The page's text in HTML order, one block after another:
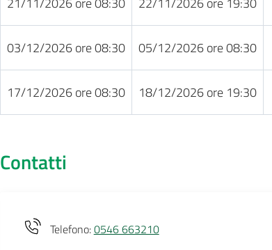
03/12/2026 ore 08:30 05/12/2026 ore 08:30
17/12/2026 ore 08:30 18/12/2026 ore 19:30
Contatti
Telefono:0546 663210